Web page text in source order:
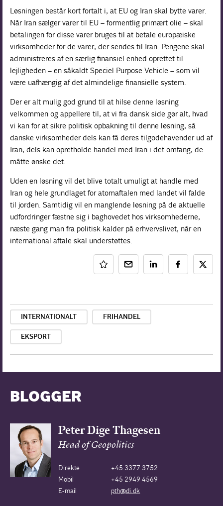
Løsningen består kort fortalt i, at EU og Iran skal bytte varer.
Når Iran sælger varer til EU – formentlig primært olie – skal
betalingen for disse varer bruges til at betale europæiske
virksomheder for de varer, der sendes til Iran. Pengene skal
administreres af en særlig finansiel enhed oprettet til
lejligheden – en såkaldt Speciel Purpose Vehicle – som vil
være uafhængig af det almindelige finansielle system.
Der er alt mulig god grund til at hilse denne løsning
velkommen og appellere til, at vi fra dansk side gør alt, hvad
vi kan for at sikre politisk opbakning til denne løsning, så
danske virksomheder dels kan få deres tilgodehavender ud af
Iran, dels kan opretholde handel med Iran i det omfang, de
måtte ønske det.
Uden en løsning vil det blive totalt umuligt at handle med
Iran og hele grundlaget for atomaftalen med landet vil falde
til jorden. Samtidig vil en manglende løsning på de aktuelle
udfordringer fæstne sig i baghovedet hos virksomhederne,
næste gang man fra politisk kalder på erhvervslivet, når en
international aftale skal understøttes.
INTERNATIONALT FRIHANDEL
EKSPORT
BLOGGER
Peter Dige Thagesen
Head of Geopolitics
Direkte
+45 3377 3752
Mobil
+45 2949 4569
E-mail
pth@di.dk